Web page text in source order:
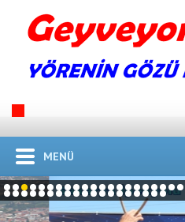
MENÜ
1 2 3 4 5 6 7 8 9 1011121314151617181920
40 41 42 43 44 4546474849 505152535455565758